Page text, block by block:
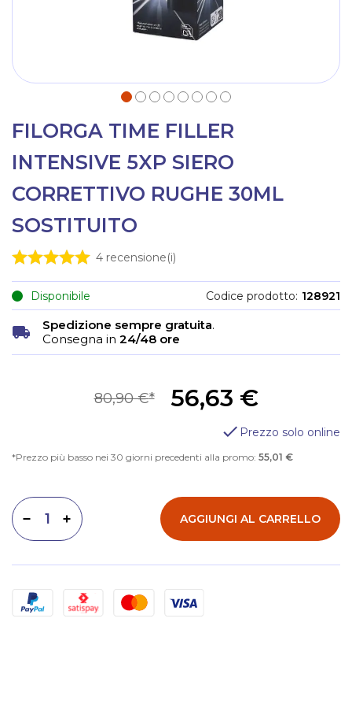
FILORGA TIME FILLER
INTENSIVE 5XP SIERO
CORRETTIVO RUGHE 30ML
SOSTITUITO
4 recensione(i)
Disponibile Codice prodotto 128921
Spedizione sempre gratuita.
Consegna in 24/48 ore
56,63 €
80,90 €
Prezzo solo online
Prezzo più basso nei 30 giorni precedenti alla promo: 55,01 €
Aumenta quantità
Diminuisci quantità AGGIUNGI AL CARRELLO
Metodi di pagamento